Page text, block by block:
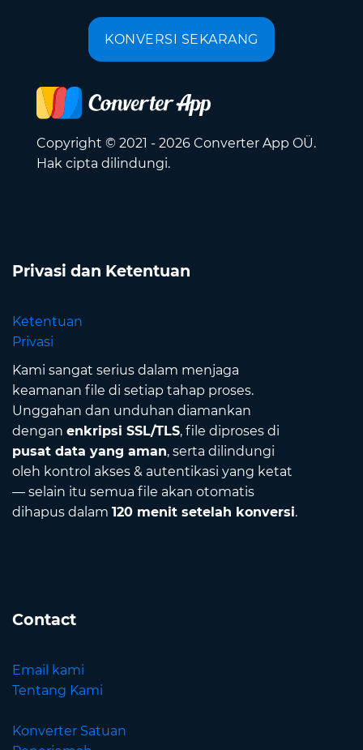
KONVERSI SEKARANG
Copyright © 2021 - 2026 Converter App OÜ.
Hak cipta dilindungi.
Privasi dan Ketentuan
Ketentuan
Privasi
Kami sangat serius dalam menjaga
keamanan file di setiap tahap proses.
Unggahan dan unduhan diamankan
dengan enkripsi SSL/TLS, file diproses di
pusat data yang aman, serta dilindungi
oleh kontrol akses & autentikasi yang ketat
— selain itu semua file akan otomatis
dihapus dalam 120 menit setelah konversi.
Contact
Email kami
Tentang Kami
Konverter Satuan